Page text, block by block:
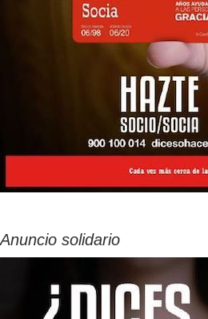
Anuncio solidario